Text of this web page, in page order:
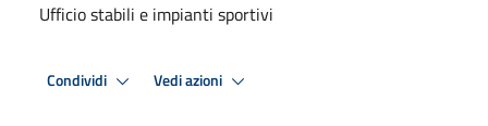
Ufficio stabili e impianti sportivi
Condividi Vedi azioni